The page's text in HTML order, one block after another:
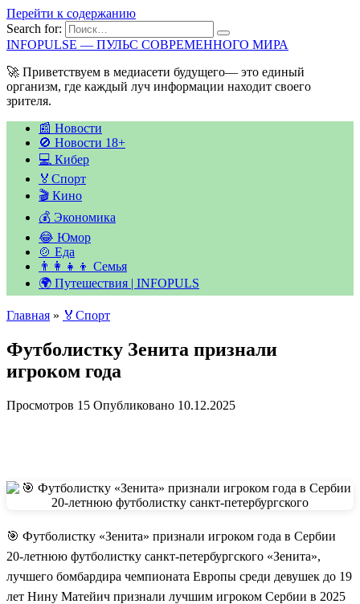
Перейти к содержанию
Search for:
INFOPULSE — ПУЛЬС СОВРЕМЕННОГО МИРА
🚀 Приветствуем в медиасети будущего— это единый
организм, где каждый луч информации находит своего
зрителя.
📰 Новости
🚫 Новости 18+
💻 Кибер
🏅Спорт
🎬 Кино
💰 Экономика
😂 Юмор
🍲 Еда
👨‍👩‍👧‍👦 Семья
🌍 Путешествия | INFOPULS
Главная » 🏅Спорт
Футболистку Зенита признали
игроком года
Просмотров 15 Опубликовано 10.12.2025
🎯 Футболистку «Зенита» признали игроком года в Сербии
20-летнюю футболистку санкт-петербургского «Зенита»,
лучшего бомбардира чемпионата Европы среди девушек до 19
лет Нину Матейич признали лучшим игроком Сербии в 2025